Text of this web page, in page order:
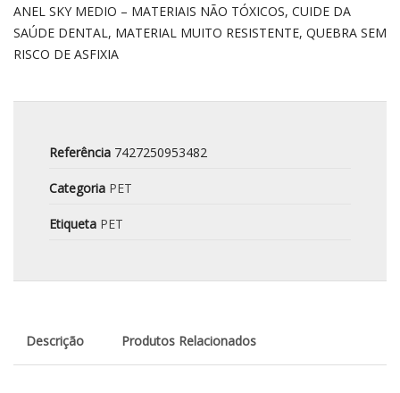
ANEL SKY MEDIO – MATERIAIS NÃO TÓXICOS, CUIDE DA
SAÚDE DENTAL, MATERIAL MUITO RESISTENTE, QUEBRA SEM
RISCO DE ASFIXIA
Referência 7427250953482
Categoria PET
Etiqueta PET
Descrição Produtos Relacionados